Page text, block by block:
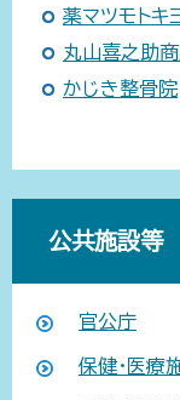
薬マツモトキ
丸山喜之助
かじき整骨院
公共施設等
官公庁
保健・医療